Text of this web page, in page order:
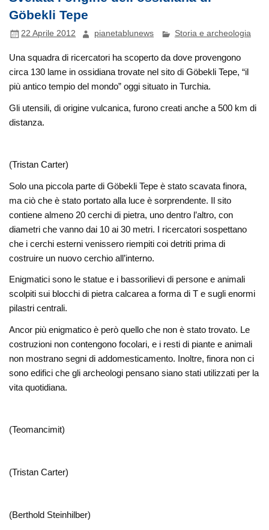
Göbekli Tepe
22 Aprile 2012 pianetablunews Storia e archeologia
Una squadra di ricercatori ha scoperto da dove provengono
circa 130 lame in ossidiana trovate nel sito di Göbekli Tepe, “il
più antico tempio del mondo” oggi situato in Turchia.
Gli utensili, di origine vulcanica, furono creati anche a 500 km di
distanza.
(Tristan Carter)
Solo una piccola parte di Göbekli Tepe è stato scavata finora,
ma ciò che è stato portato alla luce è sorprendente. Il sito
contiene almeno 20 cerchi di pietra, uno dentro l’altro, con
diametri che vanno dai 10 ai 30 metri. I ricercatori sospettano
che i cerchi esterni venissero riempiti coi detriti prima di
costruire un nuovo cerchio all’interno.
Enigmatici sono le statue e i bassorilievi di persone e animali
scolpiti sui blocchi di pietra calcarea a forma di T e sugli enormi
pilastri centrali.
Ancor più enigmatico è però quello che non è stato trovato. Le
costruzioni non contengono focolari, e i resti di piante e animali
non mostrano segni di addomesticamento. Inoltre, finora non ci
sono edifici che gli archeologi pensano siano stati utilizzati per la
vita quotidiana.
(Teomancimit)
(Tristan Carter)
(Berthold Steinhilber)